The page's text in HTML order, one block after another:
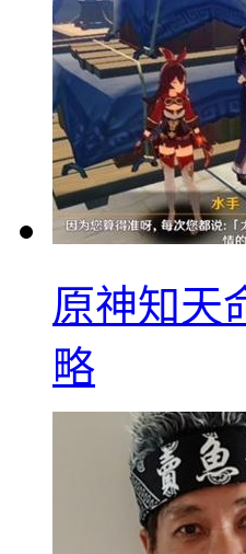
原神知天
略